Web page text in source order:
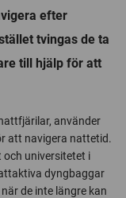
efter
tvingas de ta
till hjälp för att
använder
att navigera nattetid.
och universitetet i
dyngbaggar
de inte längre kan